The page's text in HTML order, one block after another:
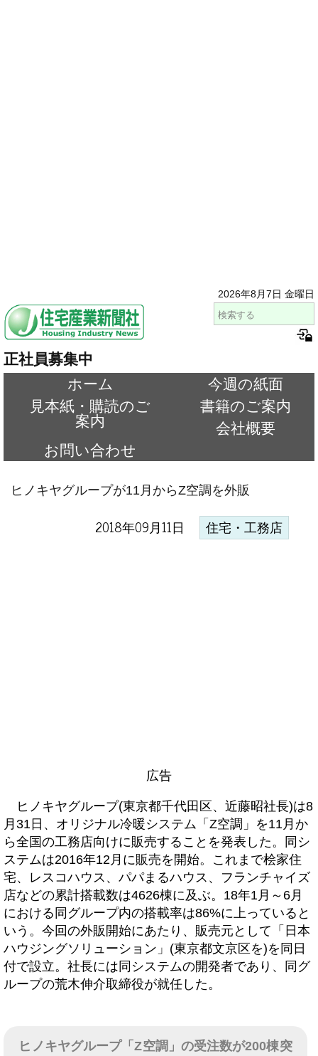
2026年8月7日 金曜日
正社員募集中
ホーム
今週の紙面
見本紙・購読のご
案内
書籍のご案内
会社概要
お問い合わせ
ヒノキヤグループが11月からZ空調を外販
2018年09月11日 住宅・工務店
広告
ヒノキヤグループ(東京都千代田区、近藤昭社長)は8
月31日、オリジナル冷暖システム「Z空調」を11月か
ら全国の工務店向けに販売することを発表した。同シ
ステムは2016年12月に販売を開始。これまで桧家住
宅、レスコハウス、パパまるハウス、フランチャイズ
店などの累計搭載数は4626棟に及ぶ。18年1月～6月
における同グループ内の搭載率は86%に上っていると
いう。今回の外販開始にあたり、販売元として「日本
ハウジングソリューション」(東京都文京区を)を同日
付で設立。社長には同システムの開発者であり、同グ
ループの荒木伸介取締役が就任した。
ヒノキヤグループ「Z空調」の受注数が200棟突